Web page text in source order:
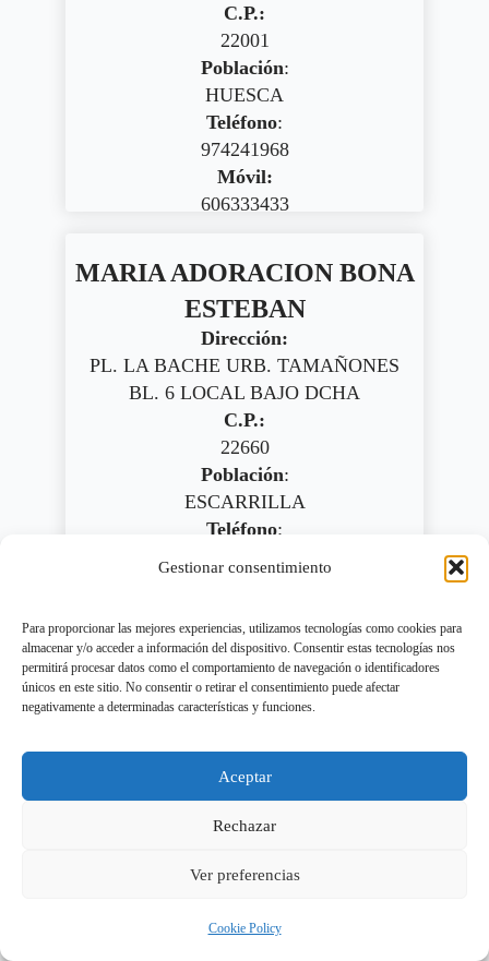
Gestionar consentimiento
Para proporcionar las mejores experiencias, utilizamos tecnologías como cookies para
almacenar y/o acceder a información del dispositivo. Consentir estas tecnologías nos
permitirá procesar datos como el comportamiento de navegación o identificadores
únicos en este sitio. No consentir o retirar el consentimiento puede afectar
negativamente a determinadas características y funciones.
Aceptar
Rechazar
Ver preferencias
Cookie Policy
C.P.:
22001
Población:
HUESCA
Teléfono:
974241968
Móvil:
606333433
MARIA ADORACION BONA
ESTEBAN
Dirección:
PL. LA BACHE URB. TAMAÑONES
BL. 6 LOCAL BAJO DCHA
C.P.:
22660
Población:
ESCARRILLA
Teléfono:
JOSE ENRIQUE BORAU
CAPELLA
Dirección:
10 - 1º H
C.P.:
22005
HUESCA
974212201